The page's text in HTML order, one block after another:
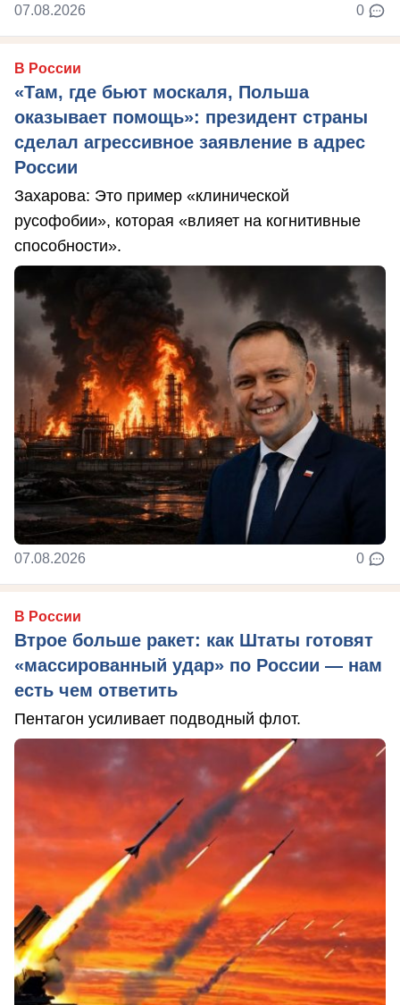
07.08.2026 0
В России
«Там, где бьют москаля, Польша
оказывает помощь»: президент страны
сделал агрессивное заявление в адрес
России
Захарова: Это пример «клинической
русофобии», которая «влияет на когнитивные
способности».
07.08.2026 0
В России
Втрое больше ракет: как Штаты готовят
«массированный удар» по России — нам
есть чем ответить
Пентагон усиливает подводный флот.